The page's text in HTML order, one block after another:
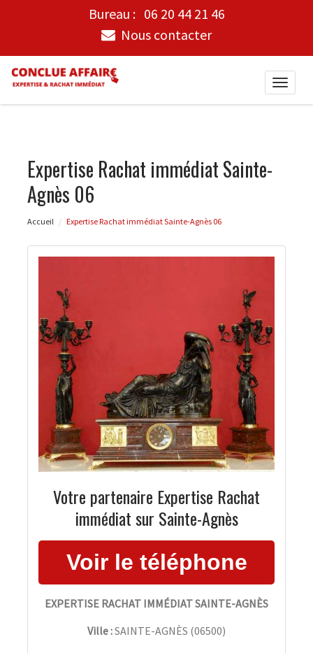
Bureau : 06 20 44 21 46
Nous contacter
Toggle
Expertise Rachat immédiat Sainte-
Agnès 06
Accueil Expertise Rachat immédiat Sainte-Agnès 06
Votre partenaire Expertise Rachat
immédiat sur Sainte-Agnès
EXPERTISE RACHAT IMMÉDIAT SAINTE-AGNÈS
Ville :SAINTE-AGNÈS (06500)